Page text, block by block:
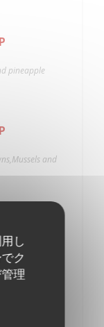
し
ク
理
pineapple
and